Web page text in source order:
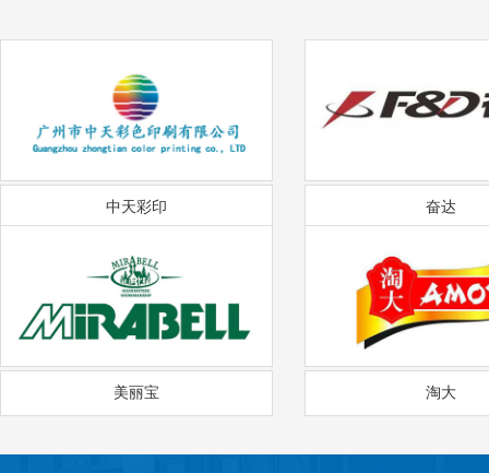
中天彩印 奋达
美丽宝 淘大